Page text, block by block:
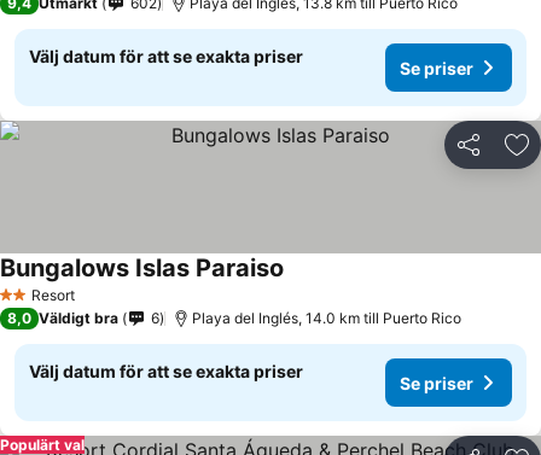
Välj datum för att se exakta priser
Se priser
Dela
2 Stjärnor
Resort
Bungalows Islas Paraiso
8,0 Väldigt bra 6 Playa del Inglés, 14.0 km till Puerto Rico
Välj datum för att se exakta priser
Se priser
Populärt val